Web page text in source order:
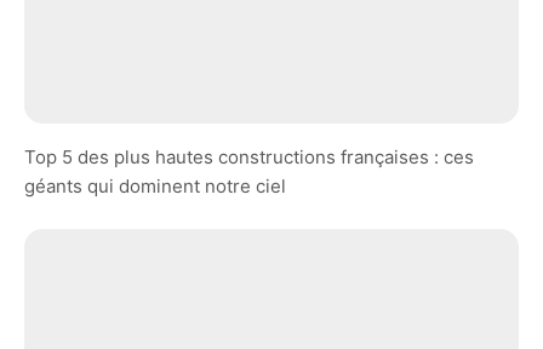
Top 5 des plus hautes constructions françaises : ces
géants qui dominent notre ciel